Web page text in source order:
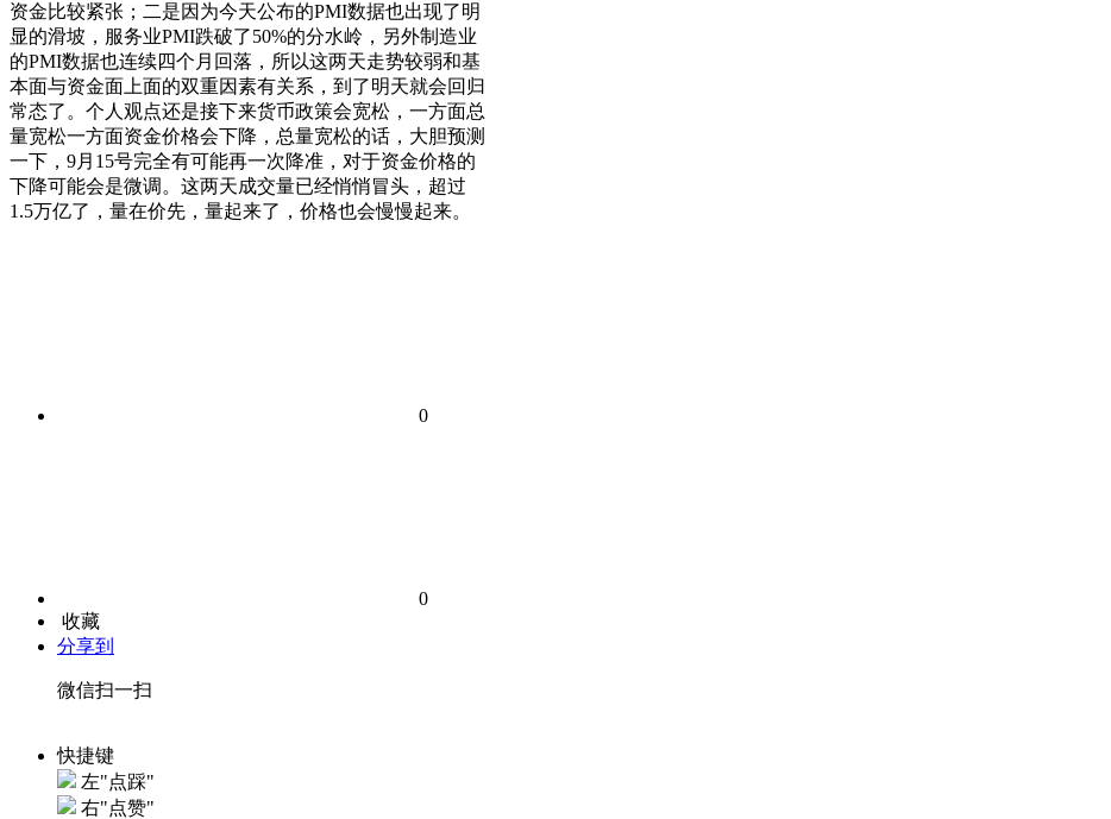
资金比较紧张；二是因为今天公布的PMI数据也出现了明
显的滑坡，服务业PMI跌破了50%的分水岭，另外制造业
的PMI数据也连续四个月回落，所以这两天走势较弱和基
本面与资金面上面的双重因素有关系，到了明天就会回归
常态了。个人观点还是接下来货币政策会宽松，一方面总
量宽松一方面资金价格会下降，总量宽松的话，大胆预测
一下，9月15号完全有可能再一次降准，对于资金价格的
下降可能会是微调。这两天成交量已经悄悄冒头，超过
1.5万亿了，量在价先，量起来了，价格也会慢慢起来。
0
0
收藏
分享到
微信扫一扫
快捷键
左"点踩"
右"点赞"